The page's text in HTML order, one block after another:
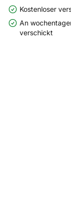
Kostenloser
An
verschickt